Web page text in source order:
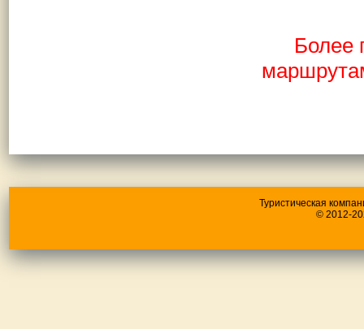
Более
Туристическая
© 2012-